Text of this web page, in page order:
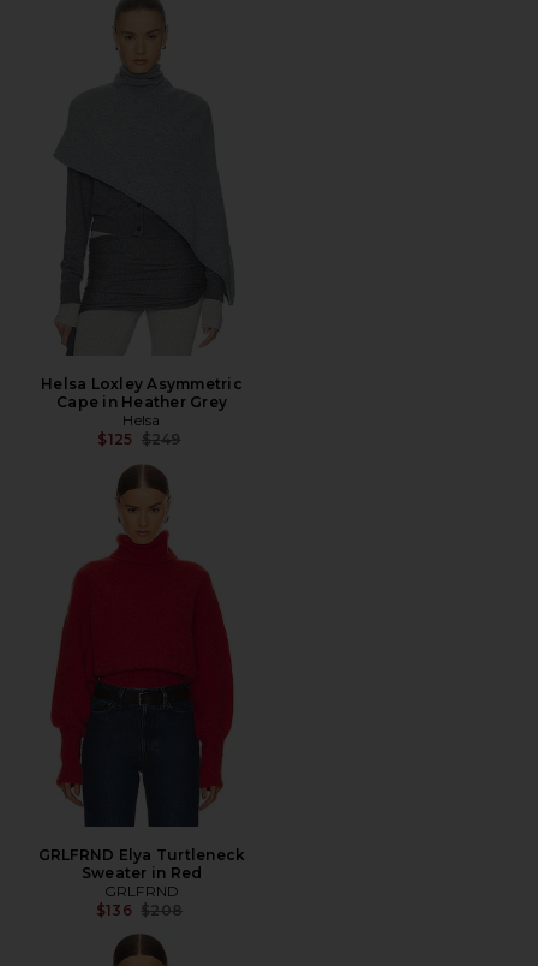
Helsa Loxley Asymmetric
Cape in Heather Grey
Helsa
$125 전 가격:
$249
GRLFRND Elya Turtleneck
Sweater in Red
GRLFRND
$136 전 가격:
$208